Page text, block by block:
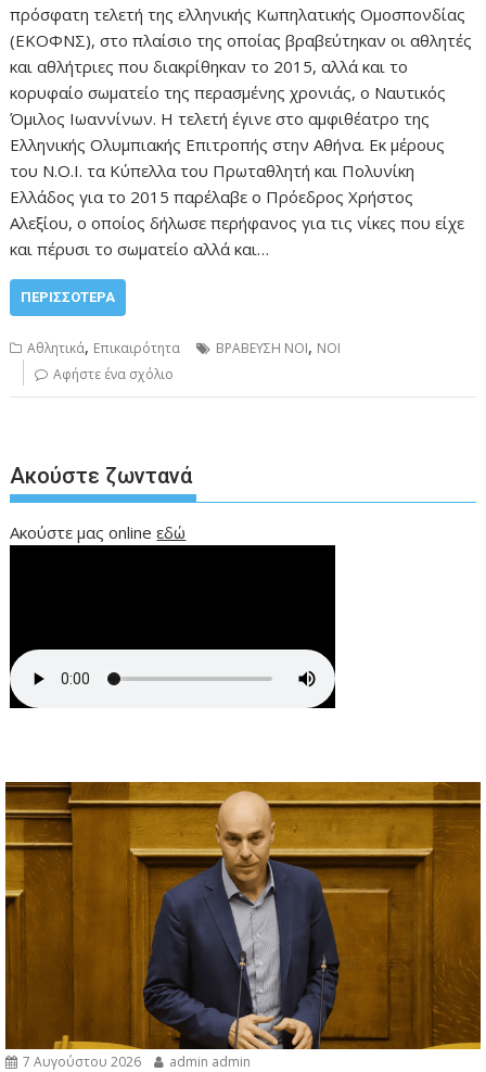
πρόσφατη τελετή της ελληνικής Κωπηλατικής Ομοσπονδίας
(ΕΚΟΦΝΣ), στο πλαίσιο της οποίας βραβεύτηκαν οι αθλητές
και αθλήτριες που διακρίθηκαν το 2015, αλλά και το
κορυφαίο σωματείο της περασμένης χρονιάς, ο Ναυτικός
Όμιλος Ιωαννίνων. Η τελετή έγινε στο αμφιθέατρο της
Ελληνικής Ολυμπιακής Επιτροπής στην Αθήνα. Εκ μέρους
του Ν.Ο.Ι. τα Κύπελλα του Πρωταθλητή και Πολυνίκη
Ελλάδος για το 2015 παρέλαβε ο Πρόεδρος Χρήστος
Αλεξίου, ο οποίος δήλωσε περήφανος για τις νίκες που είχε
και πέρυσι το σωματείο αλλά και…
ΠΕΡΙΣΣΌΤΕΡΑ
Αθλητικά, Επικαιρότητα ΒΡΑΒΕΥΣΗ ΝΟΙ, ΝΟΙ
Αφήστε ένα σχόλιο
Ακούστε ζωντανά
Ακούστε μας onlineεδώ
7 Αυγούστου 2026 admin admin